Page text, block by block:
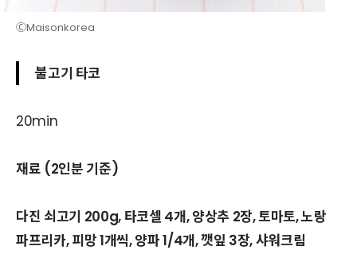
ⒸMaisonkorea
불고기 타코
20min
재료 (2인분 기준)
다진 쇠고기 200g, 타코셀 4개, 양상추 2장, 토마토, 노랑
파프리카, 피망 1개씩, 양파 1/4개, 깻잎 3장, 샤워크림